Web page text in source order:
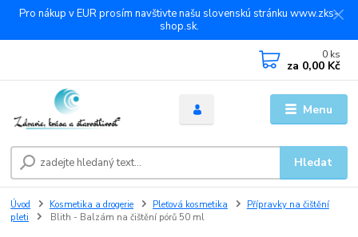
Pro nákup v EUR prosím navštivte našu slovenskú stránku www.zks-
shop.sk.
Menu
Hledat
0 ks
za 0,00 Kč
Úvod Kosmetika a drogerie Pleťová kosmetika
Přípravky na čištění
pleti
Blith - Balzám na čištění pórů 50 ml